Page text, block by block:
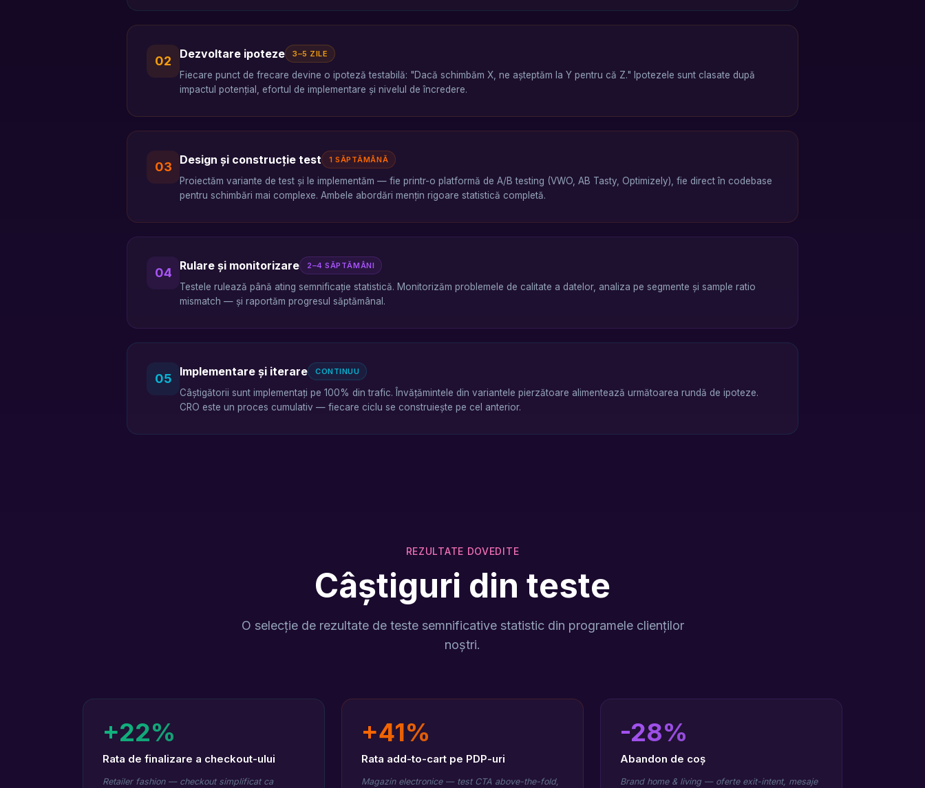
02 Dezvoltare ipoteze 3–5 ZILE
Fiecare punct de frecare devine o ipoteză testabilă: "Dacă schimbăm X, ne așteptăm la Y pentru că Z." Ipotezele sunt clasate după
impactul potențial, efortul de implementare și nivelul de încredere.
03 Design și construcție test 1 SĂPTĂMÂNĂ
Proiectăm variante de test și le implementăm — fie printr-o platformă de A/B testing (VWO, AB Tasty, Optimizely), fie direct în codebase
pentru schimbări mai complexe. Ambele abordări mențin rigoare statistică completă.
04 Rulare și monitorizare 2–4 SĂPTĂMÂNI
Testele rulează până ating semnificație statistică. Monitorizăm problemele de calitate a datelor, analiza pe segmente și sample ratio
mismatch — și raportăm progresul săptămânal.
05 Implementare și iterare CONTINUU
Câștigătorii sunt implementați pe 100% din trafic. Învățămintele din variantele pierzătoare alimentează următoarea rundă de ipoteze.
CRO este un proces cumulativ — fiecare ciclu se construiește pe cel anterior.
REZULTATE DOVEDITE
Câștiguri din teste
O selecție de rezultate de teste semnificative statistic din programele clienților
noștri.
+22%
Rata de finalizare a checkout-ului
Retailer fashion — checkout simplificat ca
+41%
Rata add-to-cart pe PDP-uri
Magazin electronice — test CTA above-the-fold,
-28%
Abandon de coș
Brand home & living — oferte exit-intent, mesaje